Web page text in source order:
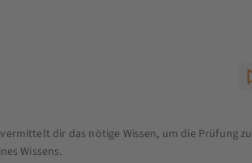
dir das nötige Wissen, um die Prüfung zu
Wissens.